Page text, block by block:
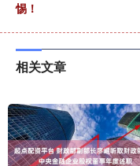
惕！
相关文章